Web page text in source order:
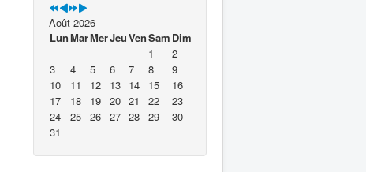
Août 2026
LunMarMerJeuVenSam Dim
1
2
3
4 5 6 7 8
9
10
11 12 13 14 15
16
17
18 19 20 21 22
23
24
25 26 27 28 29
30
31